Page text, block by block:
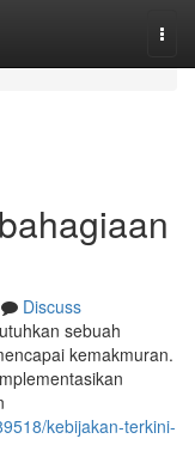
Discuss
sebuah
kemakmuran.
kebijakan-terkini-